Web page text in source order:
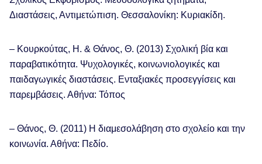
Διαστάσεις, Αντιμετώπιση. Θεσσαλονίκη: Κυριακίδη.
– Κουρκούτας, Η. & Θάνος, Θ. (2013) Σχολική βία και
παραβατικότητα. Ψυχολογικές, κοινωνιολογικές και
παιδαγωγικές διαστάσεις. Ενταξιακές προσεγγίσεις και
παρεμβάσεις. Αθήνα: Τόπος
– Θάνος, Θ. (2011) Η διαμεσολάβηση στο σχολείο και την
κοινωνία. Αθήνα: Πεδίο.